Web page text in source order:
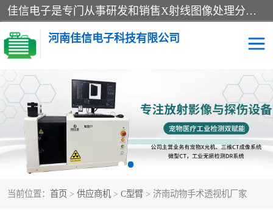
佳信电子是专门从事研发和销售X射线图像处理分析和X射线设备的高端技术公司，先进的图像处理技术帮助用户更加准确的判断图像，为科研和检测提供可靠保证，现有产品包括电力GIS探伤X射线检测系统，电力耐张线夹探伤X射线检测系统，便携式X射线，兽用图像的增强软件工具包，工业和兽用便携式DR，实验室CT，桌面CT等。
河南佳信电子科技有限公司
当前位置： 首页 > 供应商机 > C型臂 > 济南动物手术透视机厂家
宠物X光机DR 电力探伤仪GIS探伤仪
电力探伤仪耐张线夹探伤
仪
微焦点射线源
工业CT
C型臂 口腔牙科X光机DR